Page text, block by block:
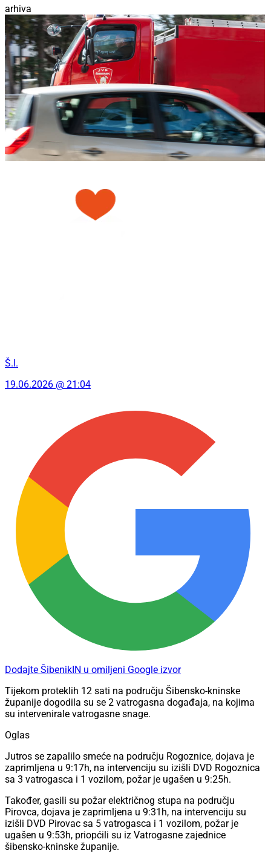
arhiva
Š.I.
19.06.2026 @ 21:04
Dodajte ŠibenikIN u omiljeni Google izvor
Tijekom proteklih 12 sati na području Šibensko-kninske
županije dogodila su se 2 vatrogasna događaja, na kojima
su intervenirale vatrogasne snage.
Oglas
Jutros se zapalilo smeće na području Rogoznice, dojava je
zaprimljena u 9:17h, na intervenciju su izišli DVD Rogoznica
sa 3 vatrogasca i 1 vozilom, požar je ugašen u 9:25h.
Također, gasili su požar električnog stupa na području
Pirovca, dojava je zaprimljena u 9:31h, na intervenciju su
izišli DVD Pirovac sa 5 vatrogasca i 1 vozilom, požar je
ugašen u 9:53h, priopćili su iz Vatrogasne zajednice
šibensko-kninske županije.